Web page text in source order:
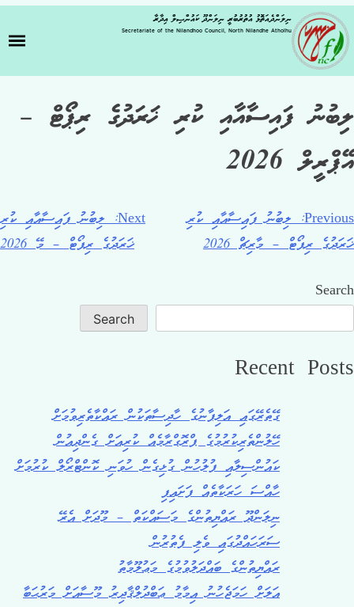
ނިލަންދެއަތޮޅު އުތުރުބުރީ ނިލަންދޫ ކައުންސިލް އިދާރާ
Secretariate of the Nilandhoo Council, North Nilandhe Atholhu
ލިބުނު ފައިސާއާއި ކުރި ޚަރަދުގެ ރިޕޯޓް –
އޭޕްރީލް 2026
Previous:
ލިބުނު ފައިސާއާއި ކުރި
ޚަރަދުގެ ރިޕޯޓް – މާރިޗް 2026
Next:
ލިބުނު ފައިސާއާއި ކުރި
ޚަރަދުގެ ރިޕޯޓް – މޭ 2026
Search
Search
Recent Posts
ގޭތެރޭގައި އަލިފާނުގެ ހާދިސާތަކުން ރައްކާތެރިވުމަށް
ހޭލުންތެރިކުރުމުގެ ޕްރޮގްރާމެއް ކުރިއަށް ގެންދިއުން
ކައުންސިލާއި ފުލުހުން ގުޅިގެން ހުވަނި ކޮންޓްރޯލް ކުރުމަށް
ހާއްސަ ހަރަކާތެއް ފަށައިފި
ނިލަންދޫ ރައްޔިތުންގެ މަސައްކަތް – މޫދަށް އެރޭ
ސަރަހައްދުގައި ވެލި ފެތުރުން
ރައްޔިތުންގެ ބައްދަލުވުމުގެ މަޢުލޫމާތު
އަލަށް ހަމަޖެހުނު އިމާމު ޢަބްދުލްޤާދިރު މޫސާއަށް މަރުޙަބާ